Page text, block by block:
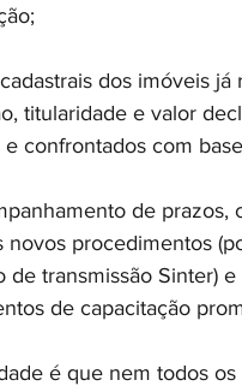
dos imóveis já
titularidade e valor
confrontados com
de prazos,
novos procedimentos
transmissão Sinter)
de capacitação
é que nem todos